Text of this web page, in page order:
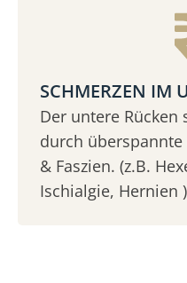
SCHMERZEN IM
Der untere Rücken
durch
& Faszien. (z.B.
Ischialgie, Hernien )